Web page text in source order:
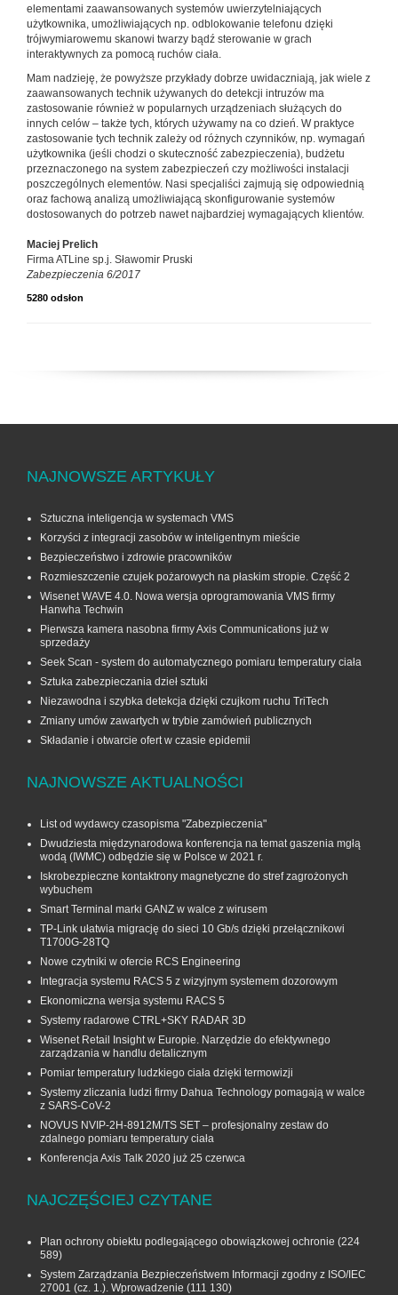
elementami zaawansowanych systemów uwierzytelniających
użytkownika, umożliwiających np. odblokowanie telefonu dzięki
trójwymiarowemu skanowi twarzy bądź sterowanie w grach
interaktywnych za pomocą ruchów ciała.
Mam nadzieję, że powyższe przykłady dobrze uwidaczniają, jak wiele z
zaawansowanych technik używanych do detekcji intruzów ma
zastosowanie również w popularnych urządzeniach służących do
innych celów – także tych, których używamy na co dzień. W praktyce
zastosowanie tych technik zależy od różnych czynników, np. wymagań
użytkownika (jeśli chodzi o skuteczność zabezpieczenia), budżetu
przeznaczonego na system zabezpieczeń czy możliwości instalacji
poszczególnych elementów. Nasi specjaliści zajmują się odpowiednią
oraz fachową analizą umożliwiającą skonfigurowanie systemów
dostosowanych do potrzeb nawet najbardziej wymagających klientów.
Maciej Prelich
Firma ATLine sp.j. Sławomir Pruski
Zabezpieczenia 6/2017
5280 odsłon
NAJNOWSZE ARTYKUŁY
Sztuczna inteligencja w systemach VMS
Korzyści z integracji zasobów w inteligentnym mieście
Bezpieczeństwo i zdrowie pracowników
Rozmieszczenie czujek pożarowych na płaskim stropie. Część 2
Wisenet WAVE 4.0. Nowa wersja oprogramowania VMS firmy
Hanwha Techwin
Pierwsza kamera nasobna firmy Axis Communications już w
sprzedaży
Seek Scan - system do automatycznego pomiaru temperatury ciała
Sztuka zabezpieczania dzieł sztuki
Niezawodna i szybka detekcja dzięki czujkom ruchu TriTech
Zmiany umów zawartych w trybie zamówień publicznych
Składanie i otwarcie ofert w czasie epidemii
NAJNOWSZE AKTUALNOŚCI
List od wydawcy czasopisma "Zabezpieczenia"
Dwudziesta międzynarodowa konferencja na temat gaszenia mgłą
wodą (IWMC) odbędzie się w Polsce w 2021 r.
Iskrobezpieczne kontaktrony magnetyczne do stref zagrożonych
wybuchem
Smart Terminal marki GANZ w walce z wirusem
TP-Link ułatwia migrację do sieci 10 Gb/s dzięki przełącznikowi
T1700G‑28TQ
Nowe czytniki w ofercie RCS Engineering
Integracja systemu RACS 5 z wizyjnym systemem dozorowym
Ekonomiczna wersja systemu RACS 5
Systemy radarowe CTRL+SKY RADAR 3D
Wisenet Retail Insight w Europie. Narzędzie do efektywnego
zarządzania w handlu detalicznym
Pomiar temperatury ludzkiego ciała dzięki termowizji
Systemy zliczania ludzi firmy Dahua Technology pomagają w walce
z SARS-CoV-2
NOVUS NVIP-2H-8912M/TS SET – profesjonalny zestaw do
zdalnego pomiaru temperatury ciała
Konferencja Axis Talk 2020 już 25 czerwca
NAJCZĘŚCIEJ CZYTANE
Plan ochrony obiektu podlegającego obowiązkowej ochronie (224
589)
System Zarządzania Bezpieczeństwem Informacji zgodny z ISO/IEC
27001 (cz. 1.). Wprowadzenie (111 130)